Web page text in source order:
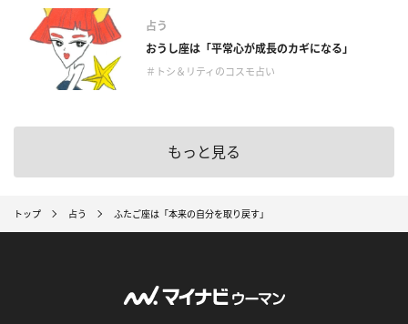
占う
おうし座は「平常心が成長のカギになる」
＃トシ＆リティのコスモ占い
もっと見る
トップ 占う ふたご座は「本来の自分を取り戻す」